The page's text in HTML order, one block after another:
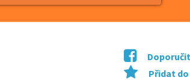
Přidat